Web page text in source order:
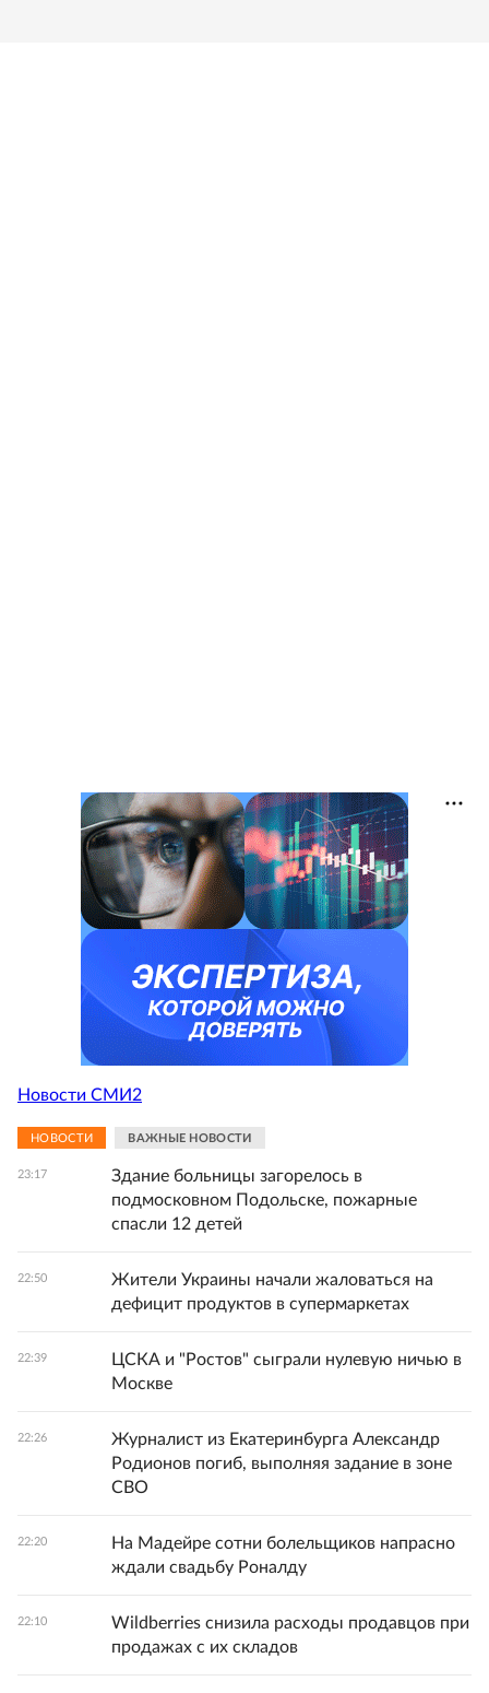
Новости СМИ2
НОВОСТИ ВАЖНЫЕ НОВОСТИ
23:17
Здание больницы загорелось в
подмосковном Подольске, пожарные
спасли 12 детей
22:50
Жители Украины начали жаловаться на
дефицит продуктов в супермаркетах
22:39
ЦСКА и "Ростов" сыграли нулевую ничью в
Москве
22:26
Журналист из Екатеринбурга Александр
Родионов погиб, выполняя задание в зоне
СВО
22:20
На Мадейре сотни болельщиков напрасно
ждали свадьбу Роналду
22:10
Wildberries снизила расходы продавцов при
продажах с их складов